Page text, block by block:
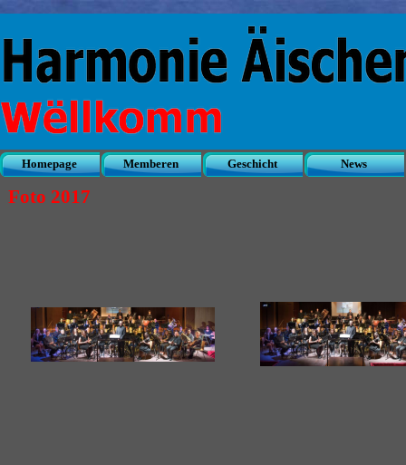
Homepage Memberen ▼
Geschicht ▼
News
Foto 2017